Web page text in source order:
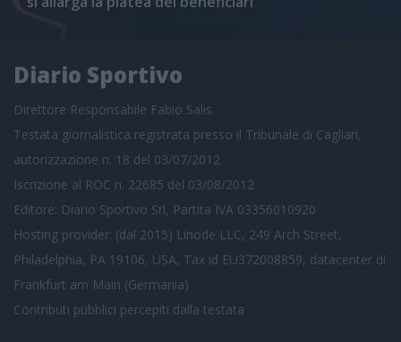
Diario Sportivo
Direttore Responsabile Fabio Salis
Testata giornalistica registrata presso il Tribunale di Cagliari,
autorizzazione n. 18 del 03/07/2012
Iscrizione al ROC n. 22685 del 03/08/2012
Editore: Diario Sportivo Srl, Partita IVA 03356010920
Hosting provider: (dal 2015) Linode LLC, 249 Arch Street,
Philadelphia, PA 19106, USA, Tax id EU372008859, datacenter di
Frankfurt am Main (Germania)
Contributi pubblici percepiti dalla testata